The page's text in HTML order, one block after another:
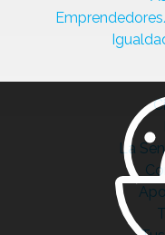
La